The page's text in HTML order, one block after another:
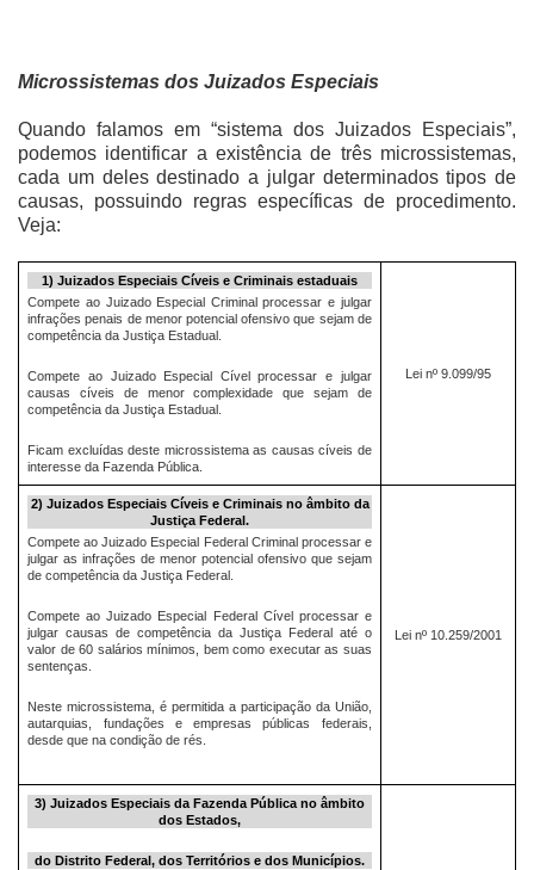
Microssistemas dos Juizados Especiais
Quando falamos em “sistema dos Juizados Especiais”,
podemos identificar a existência de três microssistemas,
cada um deles destinado a julgar determinados tipos de
causas, possuindo regras específicas de procedimento.
Veja:
1) Juizados Especiais Cíveis e Criminais estaduais
Compete ao Juizado Especial Criminal processar e julgar
infrações penais de menor potencial ofensivo que sejam de
competência da Justiça Estadual.
Compete ao Juizado Especial Cível processar e julgar
causas cíveis de menor complexidade que sejam de
competência da Justiça Estadual.
Ficam excluídas deste microssistema as causas cíveis de
interesse da Fazenda Pública.
Lei nº 9.099/95
2) Juizados Especiais Cíveis e Criminais no âmbito da
Justiça Federal.
Compete ao Juizado Especial Federal Criminal processar e
julgar as infrações de menor potencial ofensivo que sejam
de competência da Justiça Federal.
Compete ao Juizado Especial Federal Cível processar e
julgar causas de competência da Justiça Federal até o
valor de 60 salários mínimos, bem como executar as suas
sentenças.
Neste microssistema, é permitida a participação da União,
autarquias, fundações e empresas públicas federais,
desde que na condição de rés.
Lei nº 10.259/2001
3) Juizados Especiais da Fazenda Pública no âmbito
dos Estados,
do Distrito Federal, dos Territórios e dos Municípios.